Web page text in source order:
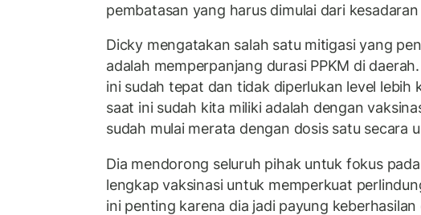
pembatasan yang harus dimulai dari
Dicky mengatakan salah satu mitigasi yang
adalah memperpanjang durasi PPKM di
ini sudah tepat dan tidak diperlukan level lebih
saat ini sudah kita miliki adalah dengan
sudah mulai merata dengan dosis satu secara
Dia mendorong seluruh pihak untuk fokus
lengkap vaksinasi untuk memperkuat
ini penting karena dia jadi payung